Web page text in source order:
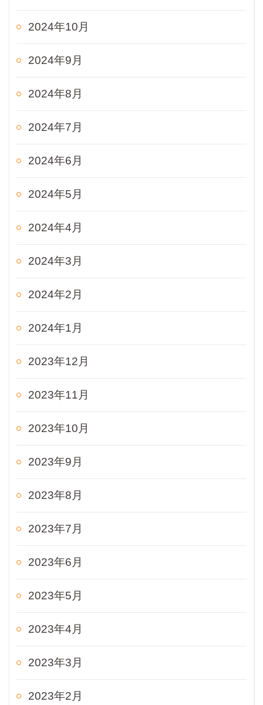
2024年10月
2024年9月
2024年8月
2024年7月
2024年6月
2024年5月
2024年4月
2024年3月
2024年2月
2024年1月
2023年12月
2023年11月
2023年10月
2023年9月
2023年8月
2023年7月
2023年6月
2023年5月
2023年4月
2023年3月
2023年2月